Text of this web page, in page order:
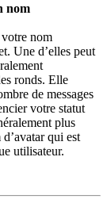
nom
nom
Une d’elles peut
ronds. Elle
de messages
votre statut
plus
qui est
utilisateur.